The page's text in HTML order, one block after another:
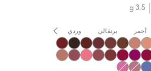
3.5 g
أحمر برتقالي وردي
Creme
Call It
Blankety
Truth Be Untold
Creme In Your Coffee
Del Rio
Paramount
Film Noir
Dubonnet
Espresso
Lovers
Popstar Pink
Maraschino, Much?
Brick-O-La